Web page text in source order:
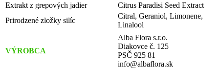
Extrakt z grepových jadier
Citrus Paradisi Seed Extract
Prirodzené zložky silíc
Citral, Geraniol, Limonene,
Linalool
VÝROBCA
Alba Flora s.r.o.
Diakovce č. 125
PSČ 925 81
info@albaflora.sk